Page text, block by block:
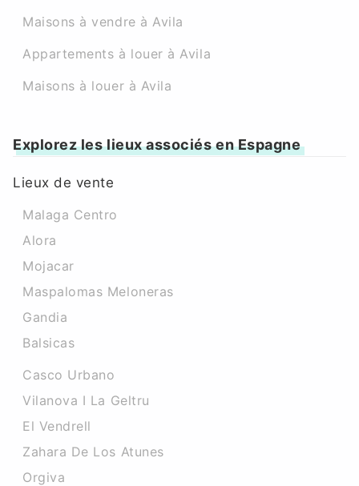
Maisons à vendre à Avila
Appartements à louer à Avila
Maisons à louer à Avila
Explorez les lieux associés en Espagne
Lieux de vente
Malaga Centro
Alora
Mojacar
Maspalomas Meloneras
Gandia
Balsicas
Casco Urbano
Vilanova I La Geltru
El Vendrell
Zahara De Los Atunes
Orgiva